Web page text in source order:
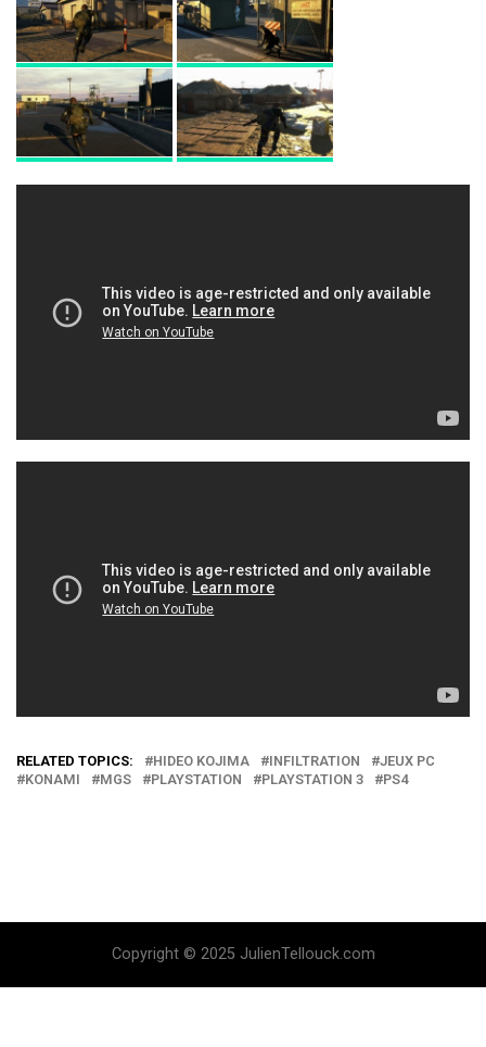
RELATED TOPICS: HIDEO KOJIMA INFILTRATION
JEUX PC
KONAMI
MGS PLAYSTATION PLAYSTATION 3 PS4
Copyright © 2025 JulienTellouck.com